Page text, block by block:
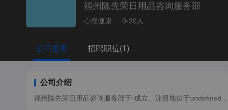
福州陈先荣日用品咨询服务部
心理健康 · 0-20人
公司主页 招聘职位(1)
公司介绍
福州陈先荣日用品咨询服务部于-成立。注册地位于undefined